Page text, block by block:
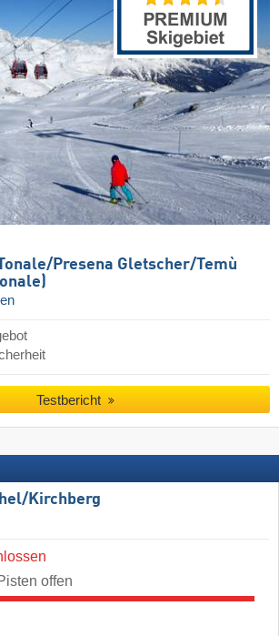
​Presena Gletscher/​Temù
Testbericht
​Kirchberg
offen